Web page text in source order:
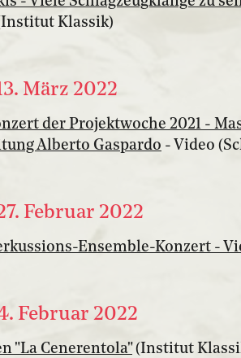
Klassik)
März 2022
der Projektwoche 2021 -
Alberto Gaspardo - Video
Februar 2022
Ensemble-Konzert -
Februar 2022
"La Cenerentola" (Institut